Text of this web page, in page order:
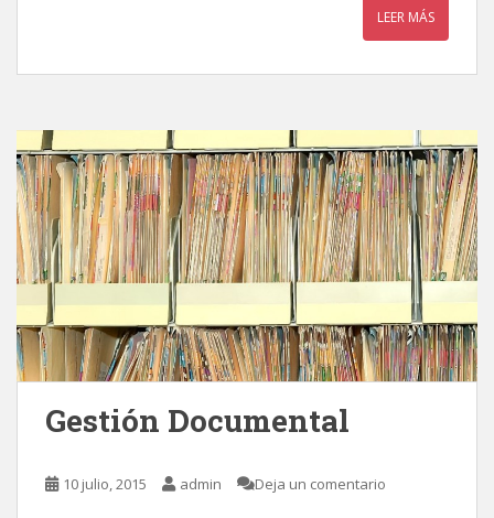
LEER MÁS
Gestión Documental
10 julio, 2015 admin Deja un comentario